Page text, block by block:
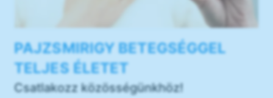
PAJZSMIRIGY BETEGSÉGGEL
TELJES ÉLETET
Csatlakozz közösségünkhöz!